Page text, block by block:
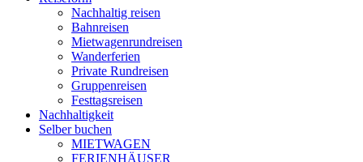
Nachhaltig reisen
Bahnreisen
Mietwagenrundreisen
Wanderferien
Private Rundreisen
Gruppenreisen
Festtagsreisen
Nachhaltigkeit
Selber buchen
MIETWAGEN
FERIENHÄUSER